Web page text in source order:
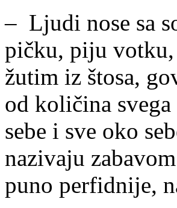
– Ljudi nose sa
pičku, piju votku,
žutim iz štosa,
od količina
sebe i sve oko
nazivaju
puno perfidnije,